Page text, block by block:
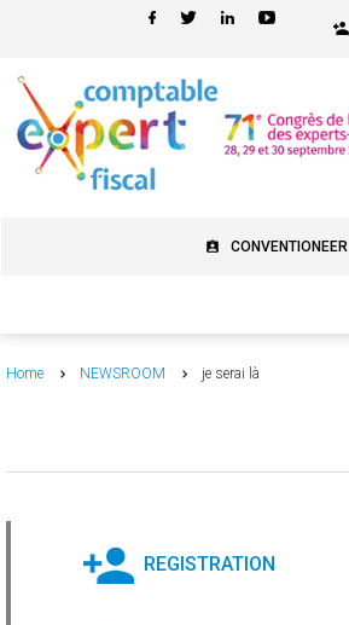
CONVENTIONEER
Home NEWSROOM je serai là
REGISTRATION